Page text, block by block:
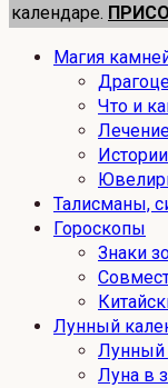
календаре.
Магия
Что и
Талисманы,
Гороскопы
Знаки
Лунный
Лунный
Луна в